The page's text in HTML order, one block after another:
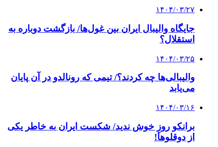
۱۴۰۴/۰۳/۲۷
جایگاه والیبال ایران بین غول‌ها/ بازگشت دوباره به
استقلال؟
۱۴۰۴/۰۳/۲۵
والیبالی‌ها چه کردند؟/ تیمی که رونالدو در آن پایان
می‌یابد
۱۴۰۴/۰۳/۱۶
برانکو روزِ خوش ندید/ شکست ایران به خاطر یکی
از دوقلوها!